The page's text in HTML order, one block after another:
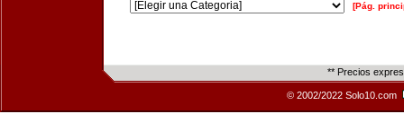
[Pág.
** Precios
© 2002/2022 Solo10.com